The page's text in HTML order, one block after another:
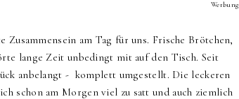
Werbung
am Tag für uns. Frische Brötchen,
lange Zeit unbedingt mit auf den Tisch. Seit
anbelangt - komplett umgestellt. Die leckeren
schon am Morgen viel zu satt und auch ziemlich